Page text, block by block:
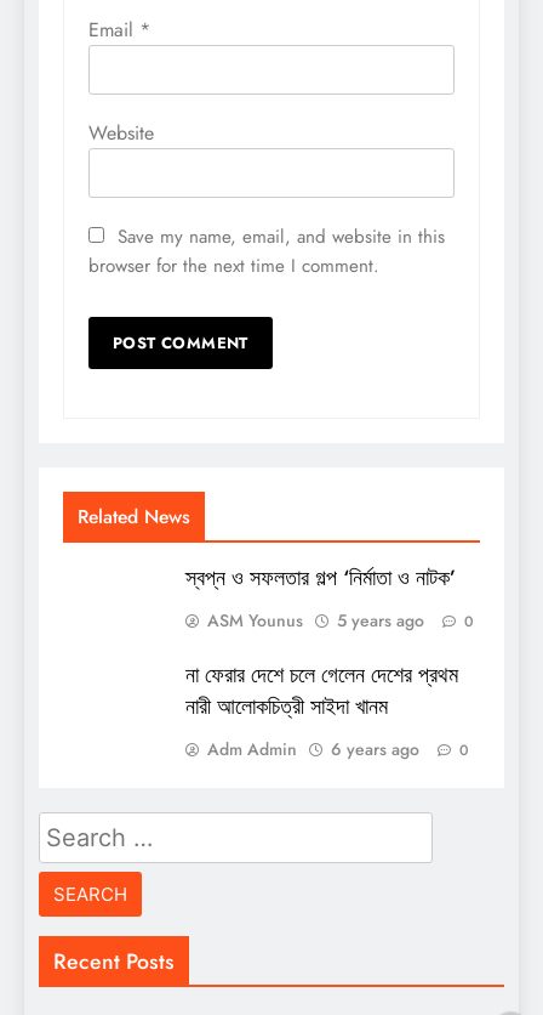
Email *
Website
Save my name, email, and website in this
browser for the next time I comment.
Related News
স্বপ্ন ও সফলতার গল্প ‘নির্মাতা ও নাটক’
ASM Younus 5 years ago 0
না ফেরার দেশে চলে গেলেন দেশের প্রথম
নারী আলোকচিত্রী সাইদা খানম
Adm Admin 6 years ago 0
Search
for:
Recent Posts